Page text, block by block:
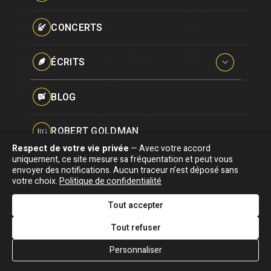
Pseudonymes
CONCERTS
ÉCRITS
Interviews
Hommages
BLOG
RG ROBERT GOLDMAN
PG PIERRE GOLDMAN
J&MJJG & MOI
Biographie
Discographie
Vidéographie
Concerts
Blog
Association "Parler d'sa vie" © Depuis 1997 - Tous droits réservés |
Signaler une erreur |Confidentialité|Gestion des cookies|Dernière
mise à jour : 05/08/2026
DESIGNED &
DEVELOPED BY
Respect de votre vie privée — Avec votre accord
uniquement, ce site mesure sa fréquentation et peut vous
envoyer des notifications. Aucun traceur n’est déposé sans
votre choix.Politique de confidentialité
Tout accepter
Tout refuser
Personnaliser